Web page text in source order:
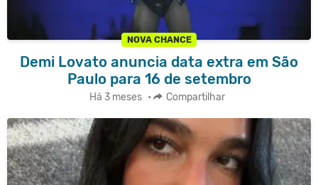
NOVA CHANCE
Demi Lovato anuncia data extra em São
Paulo para 16 de setembro
Há 3 meses • Compartilhar